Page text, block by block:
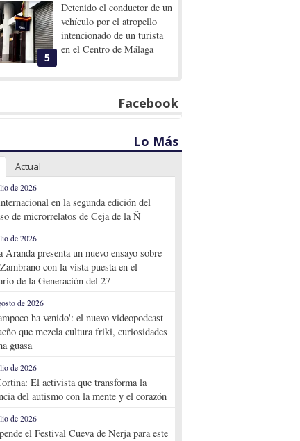
5
Detenido el conductor de un
vehículo por el atropello
intencionado de un turista
en el Centro de Málaga
Facebook
Lo Más
Actual
de 2026
en la segunda edición del
de microrrelatos de Ceja de la Ñ
de 2026
Aranda presenta un nuevo ensayo sobre
con la vista puesta en el
de la Generación del 27
de 2026
ha venido': el nuevo videopodcast
que mezcla cultura friki, curiosidades
guasa
de 2026
El activista que transforma la
del autismo con la mente y el corazón
de 2026
el Festival Cueva de Nerja para este